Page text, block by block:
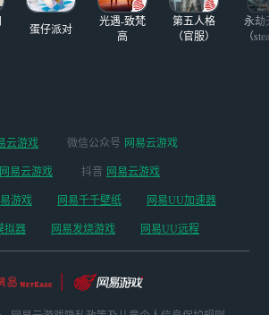
根本没人
蛋仔派对
光遇-致梵
高
第五人格
（官服）
永劫
（
云游戏 微信公众号 网易云游戏
网易云游戏 抖音 网易云游戏
游戏 网易千千壁纸 网易UU加速器
拟器 网易发烧游戏 网易UU远程